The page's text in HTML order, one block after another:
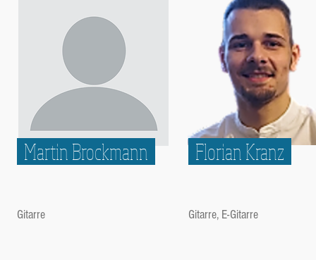
Martin Brockmann
Gitarre
Florian Kranz
Gitarre, E-Gitarre